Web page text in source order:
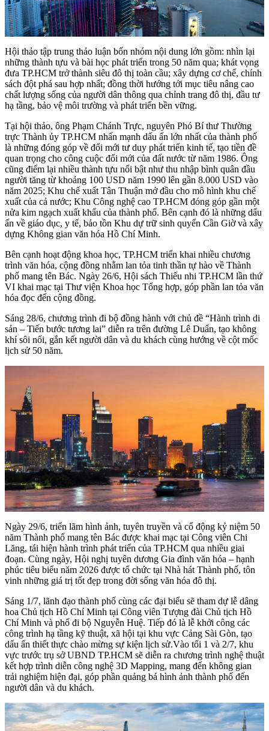
Hội thảo tập trung thảo luận bốn nhóm nội dung lớn gồm: nhìn lại
những thành tựu và bài học phát triển trong 50 năm qua; khát vọng
đưa TP.HCM trở thành siêu đô thị toàn cầu; xây dựng cơ chế, chính
sách đột phá sau hợp nhất; đồng thời hướng tới mục tiêu nâng cao
chất lượng sống của người dân thông qua chỉnh trang đô thị, đầu tư
hạ tầng, bảo vệ môi trường và phát triển bền vững.
Tại hội thảo, ông Phạm Chánh Trực, nguyên Phó Bí thư Thường
trực Thành ủy TP.HCM nhấn mạnh dấu ấn lớn nhất của thành phố
là những đóng góp về đổi mới tư duy phát triển kinh tế, tạo tiền đề
quan trọng cho công cuộc đổi mới của đất nước từ năm 1986. Ông
cũng điểm lại nhiều thành tựu nổi bật như thu nhập bình quân đầu
người tăng từ khoảng 100 USD năm 1990 lên gần 8.000 USD vào
năm 2025; Khu chế xuất Tân Thuận mở đầu cho mô hình khu chế
xuất của cả nước; Khu Công nghệ cao TP.HCM đóng góp gần một
nửa kim ngạch xuất khẩu của thành phố. Bên cạnh đó là những dấu
ấn về giáo dục, y tế, bảo tồn Khu dự trữ sinh quyển Cần Giờ và xây
dựng Không gian văn hóa Hồ Chí Minh.
Bên cạnh hoạt động khoa học, TP.HCM triển khai nhiều chương
trình văn hóa, cộng đồng nhằm lan tỏa tinh thần tự hào về Thành
phố mang tên Bác. Ngày 26/6, Hội sách Thiếu nhi TP.HCM lần thứ
VI khai mạc tại Thư viện Khoa học Tổng hợp, góp phần lan tỏa văn
hóa đọc đến cộng đồng.
Sáng 28/6, chương trình đi bộ đồng hành với chủ đề “Hành trình di
sản – Tiến bước tương lai” diễn ra trên đường Lê Duẩn, tạo không
khí sôi nổi, gắn kết người dân và du khách cùng hướng về cột mốc
lịch sử 50 năm.
Ngày 29/6, triển lãm hình ảnh, tuyên truyền và cổ động kỷ niệm 50
năm Thành phố mang tên Bác được khai mạc tại Công viên Chi
Lăng, tái hiện hành trình phát triển của TP.HCM qua nhiều giai
đoạn. Cùng ngày, Hội nghị tuyên dương Gia đình văn hóa – hạnh
phúc tiêu biểu năm 2026 được tổ chức tại Nhà hát Thành phố, tôn
vinh những giá trị tốt đẹp trong đời sống văn hóa đô thị.
Sáng 1/7, lãnh đạo thành phố cùng các đại biểu sẽ tham dự lễ dâng
hoa Chủ tịch Hồ Chí Minh tại Công viên Tượng đài Chủ tịch Hồ
Chí Minh và phố đi bộ Nguyễn Huệ. Tiếp đó là lễ khởi công các
công trình hạ tầng kỹ thuật, xã hội tại khu vực Cảng Sài Gòn, tạo
dấu ấn thiết thực chào mừng sự kiện lịch sử.Vào tối 1 và 2/7, khu
vực trước trụ sở UBND TP.HCM sẽ diễn ra chương trình nghệ thuật
kết hợp trình diễn công nghệ 3D Mapping, mang đến không gian
trải nghiệm hiện đại, góp phần quảng bá hình ảnh thành phố đến
người dân và du khách.